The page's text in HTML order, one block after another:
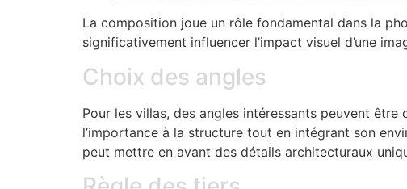
La composition joue un rôle fondamental dans la
significativement influencer l’impact visuel d’une
Choix des angles
Pour les villas, des angles intéressants peuvent
l’importance à la structure tout en intégrant son
peut mettre en avant des détails architecturaux